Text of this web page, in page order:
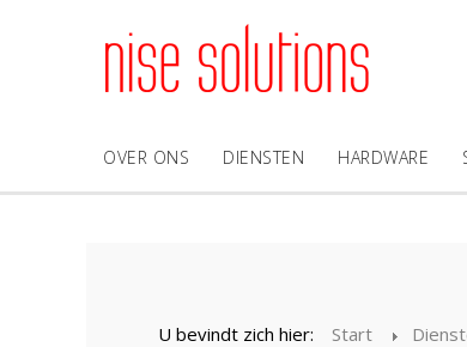
OVER ONS DIENSTEN HARDWARE
U bevindt zich hier: Start